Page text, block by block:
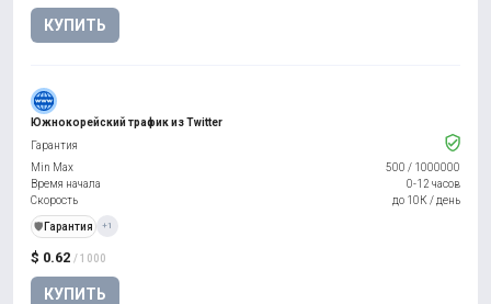
КУПИТЬ
Южнокорейский трафик из Twitter
$ 0.62 / 1000
КУПИТЬ
Гарантия
Min Max
500 / 1000000
Время начала
0-12 часов
Скорость
до 10К / день
️🛡️ Гарантия +1